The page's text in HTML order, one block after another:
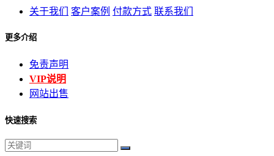
关于我们 客户案例 付款方式 联系我们
更多介绍
免责声明
VIP说明
网站出售
快速搜索